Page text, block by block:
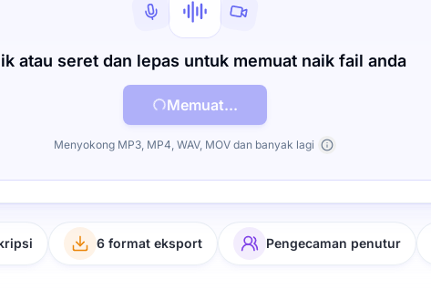
atau seret dan lepas untuk memuat naik fail anda
Memuat...
Menyokong MP3, MP4, WAV, MOV dan banyak lagi
6 format eksport Pengecaman penutur